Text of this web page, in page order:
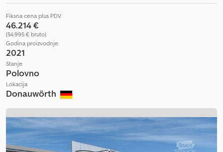
Fiksna cena plus PDV
46.214 €
(54.995 € bruto)
Godina proizvodnje
2021
Stanje
Polovno
Lokacija
Donauwörth